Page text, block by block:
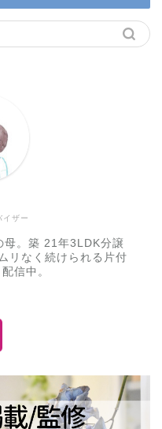
イザー
母。築 21年3LDK分譲
リなく続けられる片付
信中。